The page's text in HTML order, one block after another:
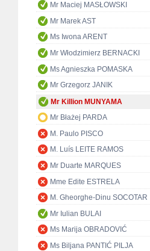
Mr Maciej MASŁOWSKI
Mr Marek AST
Ms Iwona ARENT
Mr Włodzimierz BERNACKI
Ms Agnieszka POMASKA
Mr Grzegorz JANIK
Mr Killion MUNYAMA
Mr Błażej PARDA
M. Paulo PISCO
M. Luís LEITE RAMOS
Mr Duarte MARQUES
Mme Edite ESTRELA
M. Gheorghe-Dinu SOCOTAR
Mr Iulian BULAI
Ms Marija OBRADOVIĆ
Ms Biljana PANTIĆ PILJA